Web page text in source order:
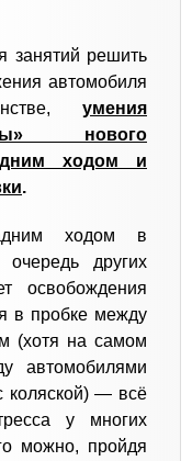
занятий решить
автомобиля
умения
нового
ходом и
.
ходом в
других
освобождения
в пробке между
(хотя на самом
автомобилями
коляской) — всё
у многих
можно, пройдя